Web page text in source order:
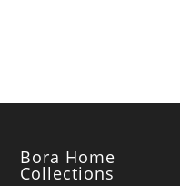
Bora Home
Collections